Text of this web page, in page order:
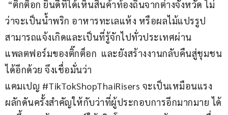
“ติ๊กต็อก ยินดีที่ได้เห็นสินค้าท้องถิ่นจากต่างจังหวัด ไม่
ว่าจะเป็นน้ำพริก อาหารทะเลแห้ง หรือผลไม้แปรรูป
สามารถแจ้งเกิดและเป็นที่รู้จักไปทั่วประเทศผ่าน
แพลตฟอร์มของติ๊กต็อก  และยังสร้างงานกลับคืนสู่ชุมชน
ได้อีกด้วย จึงเชื่อมั่นว่า
แคมเปญ #TikTokShopThaiRisers จะเป็นเหมือนแรง
ผลักดันครั้งสำคัญให้กับว่าที่ผู้ประกอบการอีกมากมาย ได้